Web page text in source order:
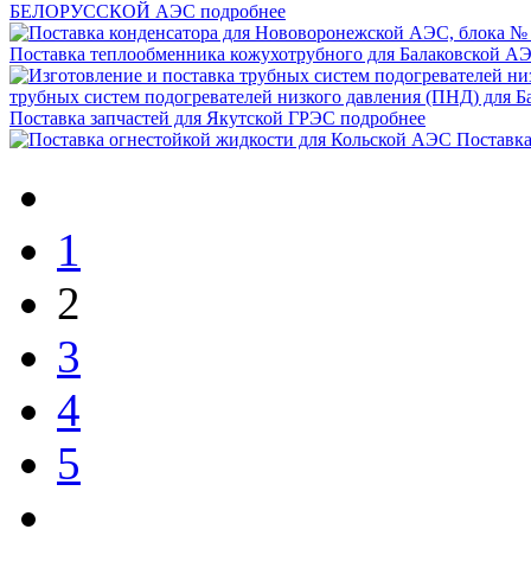
БЕЛОРУССКОЙ АЭС подробнее
Поставка теплообменника кожухотрубного для Балаковской
трубных систем подогревателей низкого давления (ПНД) для
Поставка запчастей для Якутской ГРЭС подробнее
1
2
3
4
5